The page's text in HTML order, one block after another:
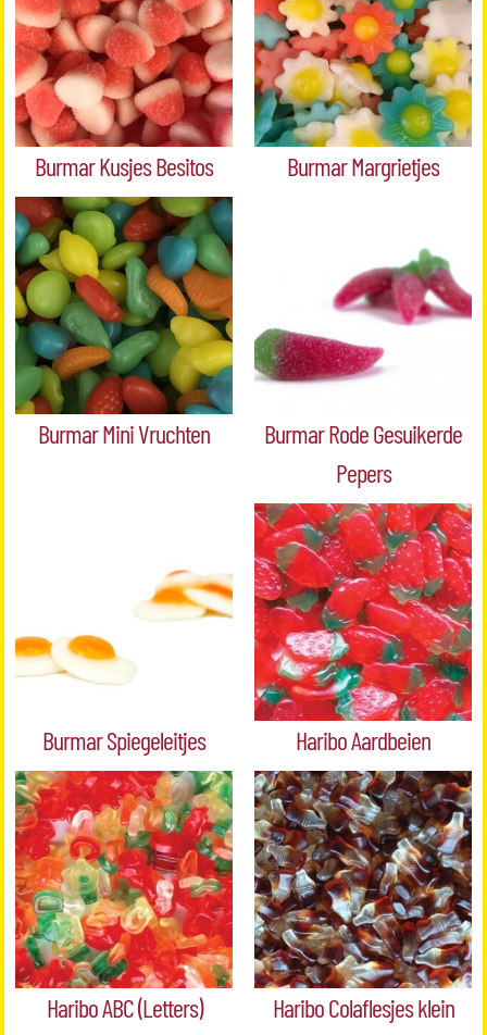
Burmar Kusjes Besitos Burmar Margrietjes
Burmar Mini Vruchten
Burmar Rode Gesuikerde
Pepers
Burmar Spiegeleitjes Haribo Aardbeien
Haribo ABC (Letters) Haribo Colaflesjes klein